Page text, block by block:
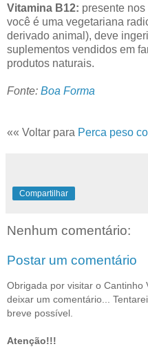
Vitamina B12: presente
você é uma vegetariana
derivado animal), deve
suplementos vendidos em
produtos naturais.
Fonte: Boa Forma
«« Voltar para Perca peso
Compartilhar
Nenhum comentário:
Postar um comentário
Obrigada por visitar o Cantinho
deixar um comentário...
breve possível.
Atenção!!!